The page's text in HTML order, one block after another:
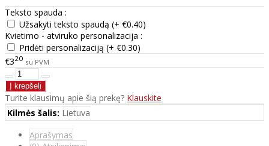
Teksto spauda :
Užsakyti teksto spaudą (+ €0.40)
Kvietimo - atviruko personalizacija :
Pridėti personalizaciją (+ €0.30)
€320 su PVM
Turite klausimų apie šią prekę? Klauskite
Kilmės šalis: Lietuva
Aprašymas